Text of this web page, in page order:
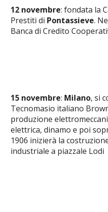
12 novembre: fondata la
Prestiti di Pontassieve.
Banca di Credito
15 novembre: Milano, si
Tecnomasio italiano
produzione
elettrica, dinamo e poi
1906 inizierà la
industriale a piazzale Lodi